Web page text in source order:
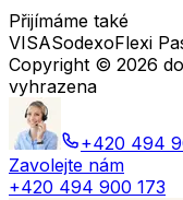
Přijímáme také
VISASodexoFlexi
Copyright © 2026
vyhrazena
+420 494
Zavolejte nám
+420 494 900 173